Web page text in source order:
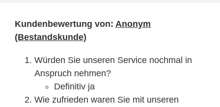
Kundenbewertung von: Anonym
(Bestandskunde)
Würden Sie unseren Service nochmal in
Anspruch nehmen?
Definitiv ja
Wie zufrieden waren Sie mit unseren